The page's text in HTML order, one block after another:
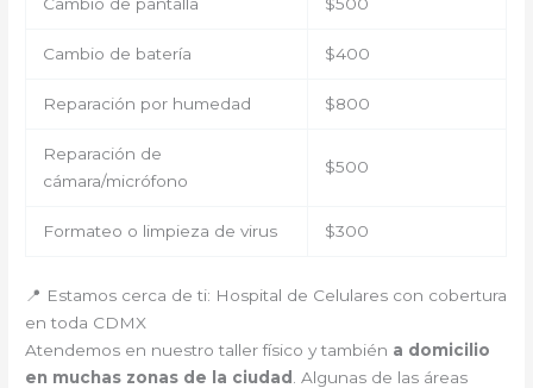
Cambio de batería $400
Reparación por humedad $800
Reparación de
cámara/micrófono
$500
Formateo o limpieza de virus $300
📍 Estamos cerca de ti: Hospital de Celulares con cobertura
en toda CDMX
Atendemos en nuestro taller físico y también a domicilio
en muchas zonas de la ciudad
. Algunas de las áreas